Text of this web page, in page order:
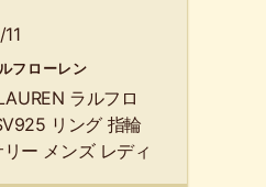
フローレン
ラルフロ
リング 指輪
ー メンズ レディ